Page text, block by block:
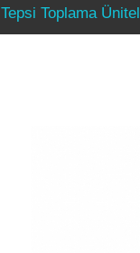
Tepsi Toplama